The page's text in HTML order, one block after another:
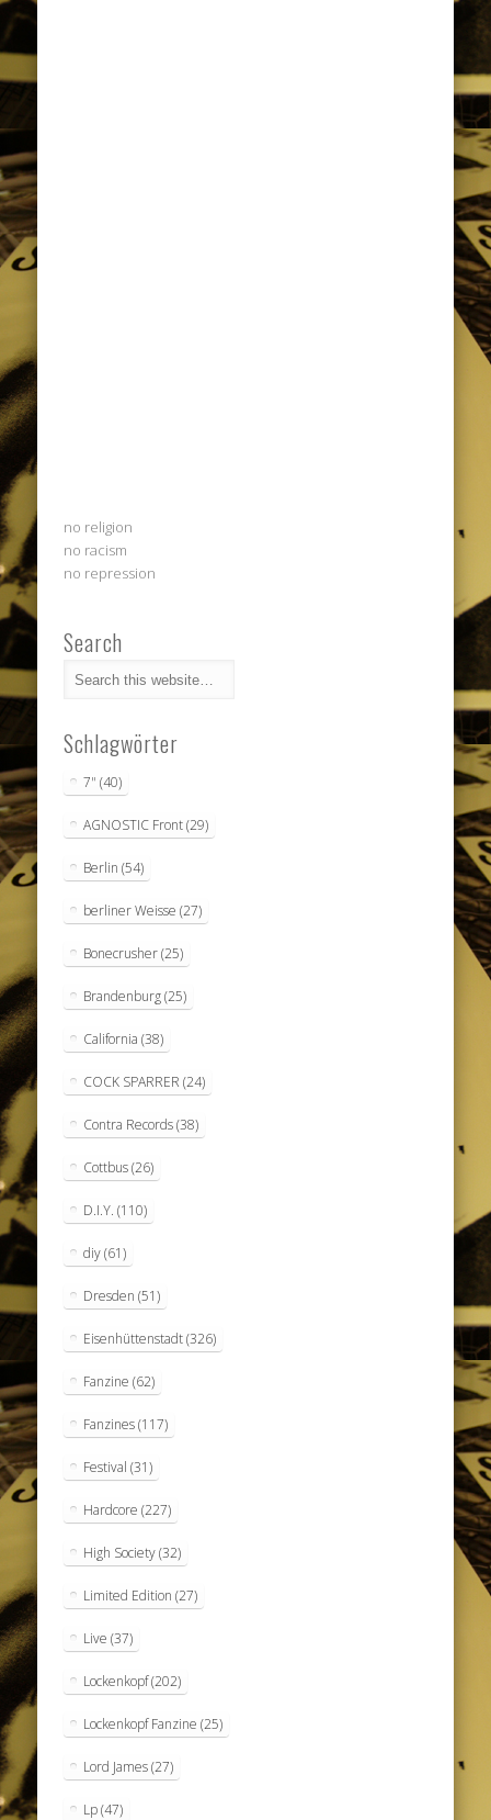
no religion
no racism
no repression
Search
Schlagwörter
7" (40)
AGNOSTIC Front(29)
Berlin (54)
berliner Weisse (27)
Bonecrusher(25)
Brandenburg(25)
California (38)
COCK SPARRER (24)
Contra Records(38)
Cottbus(26)
D.I.Y. (110)
diy(61)
Dresden (51)
Eisenhüttenstadt(326)
Fanzine (62)
Fanzines(117)
Festival (31)
Hardcore (227)
High Society(32)
Limited Edition (27)
Live (37)
Lockenkopf(202)
Lockenkopf Fanzine (25)
Lord James(27)
Lp(47)